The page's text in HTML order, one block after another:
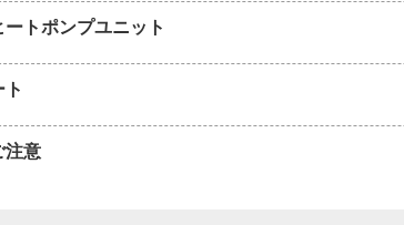
トポンプユニット
注意